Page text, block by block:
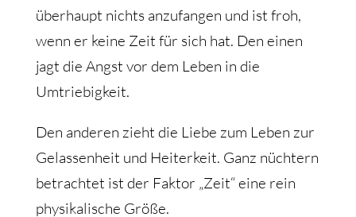
überhaupt nichts anzufangen und ist froh,
wenn er keine Zeit für sich hat. Den einen
jagt die Angst vor dem Leben in die
Umtriebigkeit.
Den anderen zieht die Liebe zum Leben zur
Gelassenheit und Heiterkeit. Ganz nüchtern
betrachtet ist der Faktor „Zeit“ eine rein
physikalische Größe.